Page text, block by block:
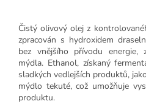
Čistý olivový olej z
zpracován s hydroxidem
bez vnějšího přívodu energie,
mýdla. Ethanol, získaný
sladkých vedlejších produktů,
mýdlo tekuté, což umožňuje
produktu.